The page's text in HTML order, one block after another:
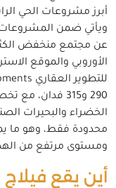
ويأتي ضمن المشروعات
عن مجتمع منخفض
الأوروبي والموقع
290 و315 فدان،
الخضراء والبحيرات
محدودة فقط، وهو ما
ومستوى مرتفع من
أين يقع فيلاج